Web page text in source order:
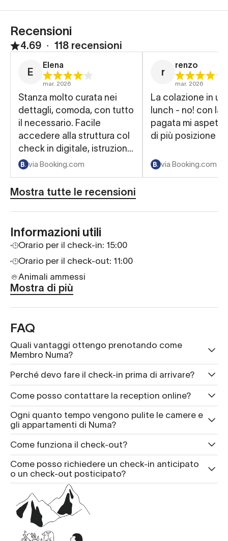
Recensioni
4.69 ∙ 118 recensioni
E
Elena
mar. 2026
Stanza molto curata nei
dettagli, comoda, con tutto
il necessario. Facile
accedere alla struttura col
check in digitale, istruzioni
molto chiare. Erano
l’igiene e asciugamani, the
e caffè e un bollitore,
acqua in bottiglia.
Posizione a 5 minuti a piedi
da Potsdamer Platz,
perfetto!
via Booking.com
r
renzo
mar. 2026
La colazione in
lunch - no! con la tariff
pagata mi
di più posizione
via Booking.com
Mostra tutte le recensioni
Informazioni utili
Orario per il check-in: 15:00
Orario per il check-out: 11:00
Animali ammessi
Mostra di più
FAQ
Quali vantaggi ottengo prenotando come
Membro Numa?
Perché devo fare il check-in prima di arrivare?
Come posso contattare la reception online?
Ogni quanto tempo vengono pulite le camere e
gli appartamenti di Numa?
Come funziona il check-out?
Come posso richiedere un check-in anticipato
o un check-out posticipato?